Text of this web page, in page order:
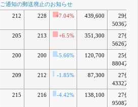
ラルフレイ
ルを予防す
る３本柱を
かり栄養、
プ食」を
５/13（水）
5月 12, 2026
の立会外分
売に関する
通知の郵送廃止のお知らせ
212 228 +7.04% 439,600
29億
5036万
205 213 +6.5% 351,300
27億
5626万
200 200 -5.66% 120,700
25億
8804万
209 212 -1.85% 87,300
27億
4332万
215 216 -4.42% 138,100
27億
9508万